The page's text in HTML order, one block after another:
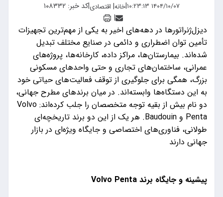
۱۴۰۴/۱۰/۰۷ ۱۰:۲۳:۱۳ |خانه| اقتصادی|کد خبر: ۱۰۸۳۳۲
|
دیزل‌ژنراتورها در دهه‌های اخیر به یکی از مهم‌ترین تجهیزات
تأمین توان اضطراری و دائمی در صنایع مختلف تبدیل
شده‌اند. بیمارستان‌ها، مراکز داده، کارخانه‌ها، پروژه‌های
عمرانی، ساختمان‌های تجاری و حتی واحدهای مسکونی
بزرگ، همگی برای جلوگیری از توقف فعالیت‌های حیاتی خود
به این دستگاه‌ها وابسته‌اند. در میان برندهای مطرح جهانی،
دو نام بیش از بقیه توجه متخصصان را جلب کرده‌اند: Volvo
Penta و Baudouin. هر یک از این دو برند تاریخچه‌ای
طولانی، فناوری‌های اختصاصی و جایگاه ویژه‌ای در بازار
جهانی دارند
پیشینه و جایگاه برند Volvo Penta